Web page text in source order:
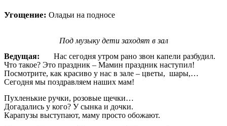
Угощение: Оладьи на подносе
Под музыку дети заходят в зал
Ведущая: Нас сегодня утром рано звон капели разбудил.
Что такое? Это праздник – Мамин праздник наступил!
Посмотрите, как красиво у нас в зале – цветы, шары,…
Сегодня мы поздравляем наших мам!
Пухленькие ручки, розовые щечки…
Догадались у кого? У сынка и дочки.
Карапузы выступают, маму просто обожают.